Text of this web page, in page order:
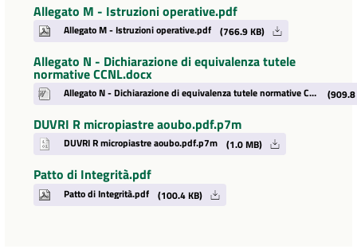
Allegato M - Istruzioni operative.pdf
Allegato M - Istruzioni operative.pdf (766.9 KB)
Allegato N - Dichiarazione di equivalenza tutele
normative CCNL.docx
Allegato N - Dichiarazione di equivalenza tutele normative CCNL.docx (909.8
DUVRI R micropiastre aoubo.pdf.p7m
DUVRI R micropiastre aoubo.pdf.p7m (1.0 MB)
Patto di Integrità.pdf
Patto di Integrità.pdf (100.4 KB)